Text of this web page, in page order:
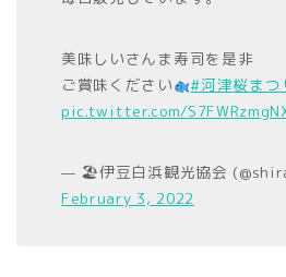
美味しいさんま寿司を是非
ご賞味ください
#河津桜まつ
pic.twitter.com/
— 🏖伊豆白浜観光協会
February 3, 2022